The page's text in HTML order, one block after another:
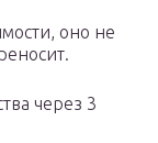
оно не
через 3